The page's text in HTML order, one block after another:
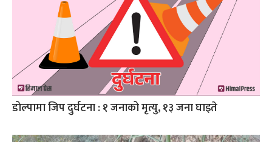
डोल्पामा जिप दुर्घटना : १ जनाको मृत्यु, १३ जना घाइते